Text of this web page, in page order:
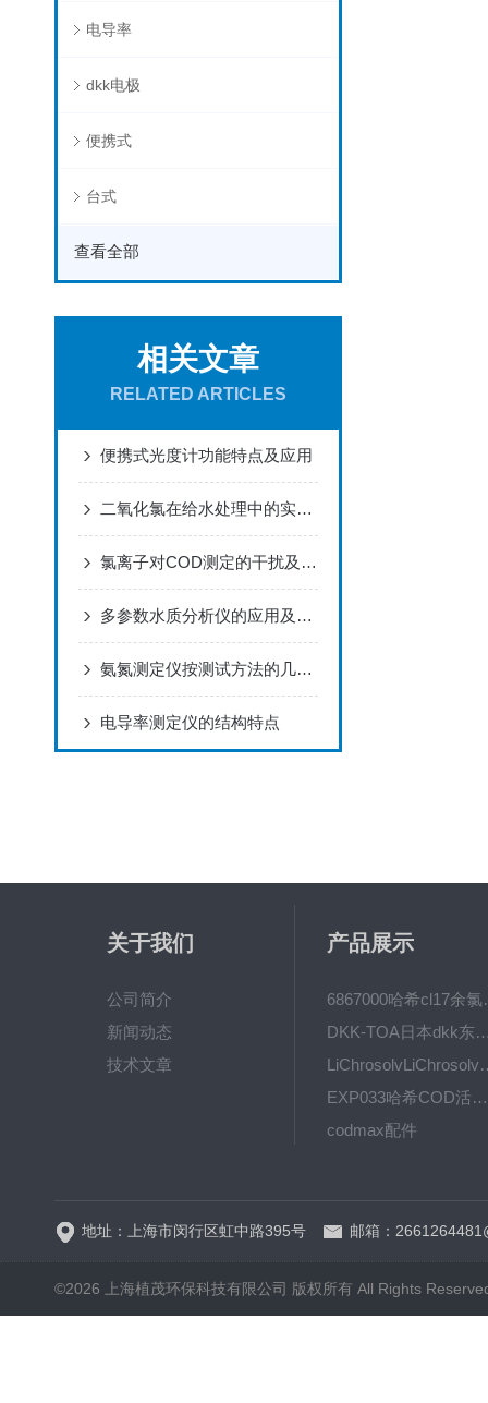
电导率
dkk电极
便携式
台式
查看全部
相关文章
RELATED ARTICLES
便携式光度计功能特点及应用
二氧化氯在给水处理中的实际应用
氯离子对COD测定的干扰及消除方法
多参数水质分析仪的应用及原理
氨氮测定仪按测试方法的几种分类介绍
电导率测定仪的结构特点
关于我们
公司简介
新闻动态
技术文章
产品展示
6867000
DKK-TOA日本dkk东亚电
EXP033哈希COD活塞泵价格 EXP033
codmax配件
地址：上海市闵行区虹中路395号 邮箱：
©2026 上海植茂环保科技有限公司 版权所有 All Rights